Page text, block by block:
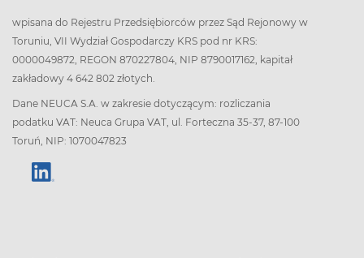
wpisana do Rejestru Przedsiębiorców przez Sąd Rejonowy w
Toruniu, VII Wydział Gospodarczy KRS pod nr KRS:
0000049872, REGON 870227804, NIP 8790017162, kapitał
zakładowy 4 642 802 złotych.
Dane NEUCA S.A. w zakresie dotyczącym: rozliczania
podatku VAT: Neuca Grupa VAT, ul. Forteczna 35-37, 87-100
Toruń, NIP: 1070047823